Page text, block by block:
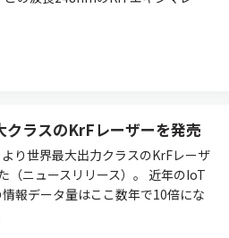
クラスのKrFレーザーを発売
り世界最大出力クラスのKrFレーザ
（ニュースリリース）。 近年のIoT
報データ量はここ数年で10倍にな